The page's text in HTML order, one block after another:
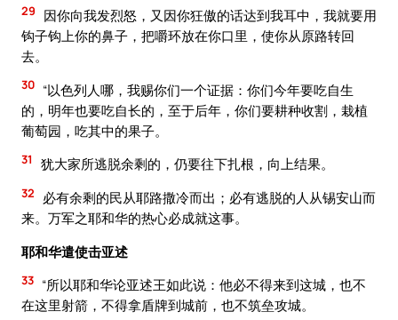
29
因你向我发烈怒，又因你狂傲的话达到我耳中，我就要用
钩子钩上你的鼻子，把嚼环放在你口里，使你从原路转回
去。
30 “以色列人哪，我赐你们一个证据：你们今年要吃自生
的，明年也要吃自长的，至于后年，你们要耕种收割，栽植
葡萄园，吃其中的果子。
31 犹大家所逃脱余剩的，仍要往下扎根，向上结果。
32
必有余剩的民从耶路撒冷而出；必有逃脱的人从锡安山而
来。万军之耶和华的热心必成就这事。
耶和华遣使击亚述
33 “所以耶和华论亚述王如此说：他必不得来到这城，也不
在这里射箭，不得拿盾牌到城前，也不筑垒攻城。